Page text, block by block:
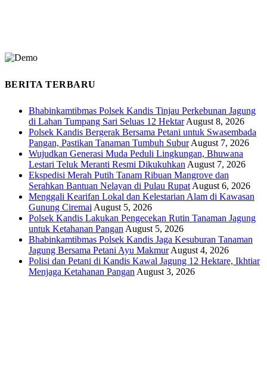
BERITA TERBARU
Bhabinkamtibmas Polsek Kandis Tinjau Perkebunan Jagung
di Lahan Tumpang Sari Seluas 12 Hektar August 8, 2026
Polsek Kandis Bergerak Bersama Petani untuk Swasembada
Pangan, Pastikan Tanaman Tumbuh Subur August 7, 2026
Wujudkan Generasi Muda Peduli Lingkungan, Bhuwana
Lestari Teluk Meranti Resmi Dikukuhkan August 7, 2026
Ekspedisi Merah Putih Tanam Ribuan Mangrove dan
Serahkan Bantuan Nelayan di Pulau Rupat August 6, 2026
Menggali Kearifan Lokal dan Kelestarian Alam di Kawasan
Gunung Ciremai August 5, 2026
Polsek Kandis Lakukan Pengecekan Rutin Tanaman Jagung
untuk Ketahanan Pangan August 5, 2026
Bhabinkamtibmas Polsek Kandis Jaga Kesuburan Tanaman
Jagung Bersama Petani Ayu Makmur August 4, 2026
Polisi dan Petani di Kandis Kawal Jagung 12 Hektare, Ikhtiar
Menjaga Ketahanan Pangan August 3, 2026